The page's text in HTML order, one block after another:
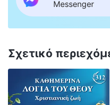
Messenger
Σχετικό